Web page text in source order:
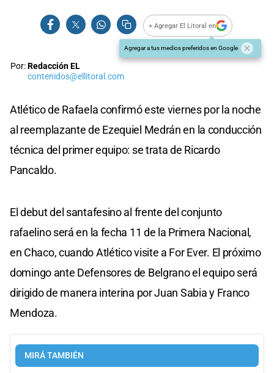
+ Agregar El Litoral en
Agregar a tus medios preferidos en Google
Por:Redacción EL
contenidos@ellitoral.com
Atlético de Rafaela confirmó este viernes por la noche
al reemplazante de Ezequiel Medrán en la conducción
técnica del primer equipo: se trata de Ricardo
Pancaldo.
El debut del santafesino al frente del conjunto
rafaelino será en la fecha 11 de la Primera Nacional,
en Chaco, cuando Atlético visite a For Ever. El próximo
domingo ante Defensores de Belgrano el equipo será
dirigido de manera interina por Juan Sabia y Franco
Mendoza.
MIRÁ TAMBIÉN